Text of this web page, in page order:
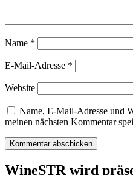
Name *
E-Mail-Adresse *
Website
Name, E-Mail-Adresse und
meinen nächsten Kommentar
WineSTR wird